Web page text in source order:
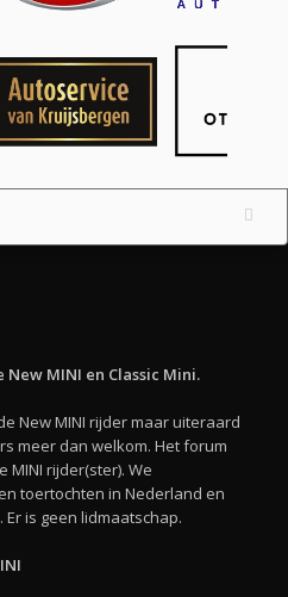
New MINI en Classic Mini.
New MINI rijder maar uiteraard
meer dan welkom. Het forum
rijder(ster). We
toertochten in Nederland en
is geen lidmaatschap.